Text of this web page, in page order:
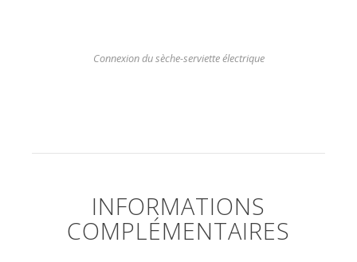
Connexion du sèche-serviette électrique
INFORMATIONS
COMPLÉMENTAIRES